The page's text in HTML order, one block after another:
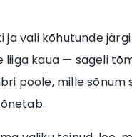
ja vali kõhutunde
liiga kaua — sageli
poole, mille sõnum